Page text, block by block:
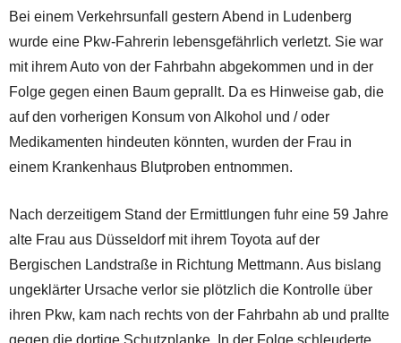
Bei einem Verkehrsunfall gestern Abend in Ludenberg
wurde eine Pkw-Fahrerin lebensgefährlich verletzt. Sie war
mit ihrem Auto von der Fahrbahn abgekommen und in der
Folge gegen einen Baum geprallt. Da es Hinweise gab, die
auf den vorherigen Konsum von Alkohol und / oder
Medikamenten hindeuten könnten, wurden der Frau in
einem Krankenhaus Blutproben entnommen.
Nach derzeitigem Stand der Ermittlungen fuhr eine 59 Jahre
alte Frau aus Düsseldorf mit ihrem Toyota auf der
Bergischen Landstraße in Richtung Mettmann. Aus bislang
ungeklärter Ursache verlor sie plötzlich die Kontrolle über
ihren Pkw, kam nach rechts von der Fahrbahn ab und prallte
gegen die dortige Schutzplanke. In der Folge schleuderte